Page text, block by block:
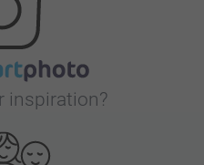
inspiration?